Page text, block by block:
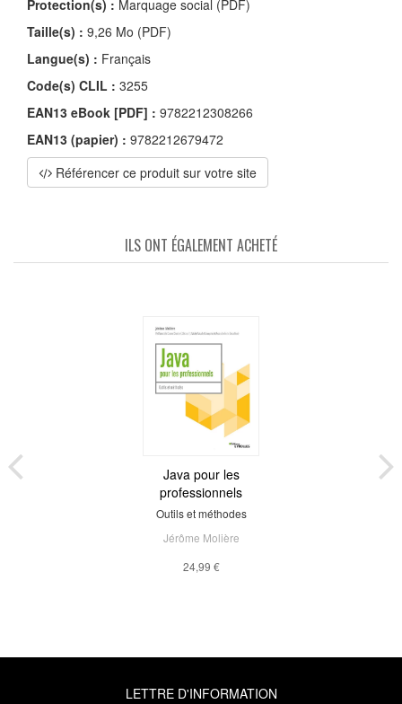
Protection(s) : Marquage social (PDF)
Taille(s) : 9,26 Mo (PDF)
Langue(s) : Français
Code(s) CLIL : 3255
EAN13 eBook [PDF] : 9782212308266
EAN13 (papier) : 9782212679472
Référencer ce produit sur votre site
ILS ONT ÉGALEMENT ACHETÉ
Java pour les
professionnels
Outils et méthodes
Jérôme Molière
24,99 €
LETTRE D'INFORMATION